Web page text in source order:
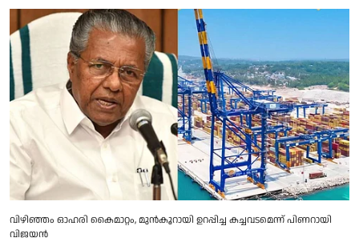
വിഴിഞ്ഞം ഓഹരി കൈമാറ്റം, മുൻകൂറായി ഉറപ്പിച്ച കച്ചവടമെന്ന് പിണറായി
വിജയൻ